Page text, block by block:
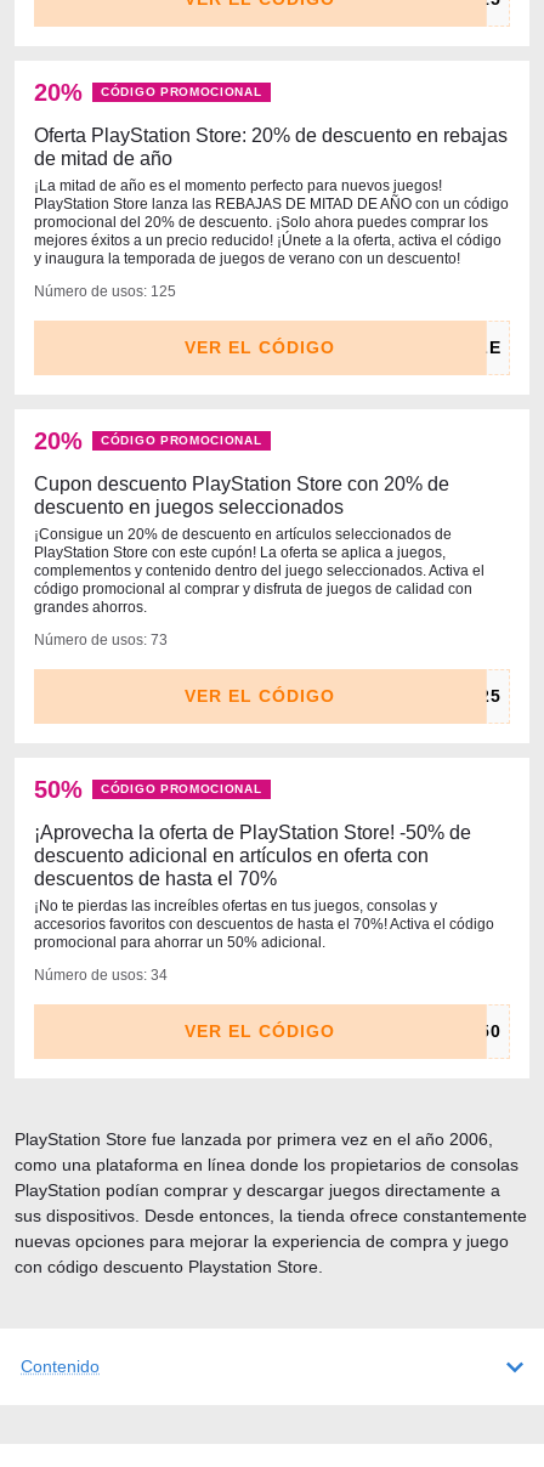
20% CÓDIGO PROMOCIONAL
Oferta PlayStation Store: 20% de descuento en rebajas
de mitad de año
¡La mitad de año es el momento perfecto para nuevos juegos!
PlayStation Store lanza las REBAJAS DE MITAD DE AÑO con un código
promocional del 20% de descuento. ¡Solo ahora puedes comprar los
mejores éxitos a un precio reducido! ¡Únete a la oferta, activa el código
y inaugura la temporada de juegos de verano con un descuento!
Número de usos: 125
VER EL CÓDIGO
20% CÓDIGO PROMOCIONAL
Cupon descuento PlayStation Store con 20% de
descuento en juegos seleccionados
¡Consigue un 20% de descuento en artículos seleccionados de
PlayStation Store con este cupón! La oferta se aplica a juegos,
complementos y contenido dentro del juego seleccionados. Activa el
código promocional al comprar y disfruta de juegos de calidad con
grandes ahorros.
Número de usos: 73
VER EL CÓDIGO
50% CÓDIGO PROMOCIONAL
¡Aprovecha la oferta de PlayStation Store! -50% de
descuento adicional en artículos en oferta con
descuentos de hasta el 70%
¡No te pierdas las increíbles ofertas en tus juegos, consolas y
accesorios favoritos con descuentos de hasta el 70%! Activa el código
promocional para ahorrar un 50% adicional.
Número de usos: 34
VER EL CÓDIGO
Contenido
PlayStation Store fue lanzada por primera vez en el año 2006,
como una plataforma en línea donde los propietarios de consolas
PlayStation podían comprar y descargar juegos directamente a
sus dispositivos. Desde entonces, la tienda ofrece constantemente
nuevas opciones para mejorar la experiencia de compra y juego
con código descuento Playstation Store.